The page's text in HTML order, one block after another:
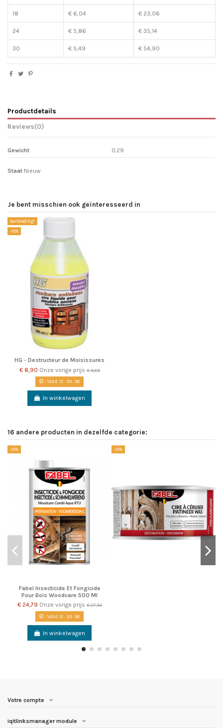
18 € 6,04 € 23,06
24 € 5,86 € 35,14
30 € 5,49 € 54,90
Productdetails
Reviews(0)
Gewicht 0.29
Staat Nieuw
Je bent misschien ook geïnteresseerd in
Aanbieding!
-10%
HG - Destructeur de Moisissures
€ 8,90 Onze vorige prijs€ 9,89
143d. 12 :53:58
In winkelwagen
16 andere producten in dezelfde categorie:
-10%
Fabel Insecticide Et Fongicide
Pour Bois Woodcare 500 Ml
€ 24,79 Onze vorige prijs€ 27,54
143d. 12 :53:58
In winkelwagen
-10%
Votre compte
iqitlinksmanager module